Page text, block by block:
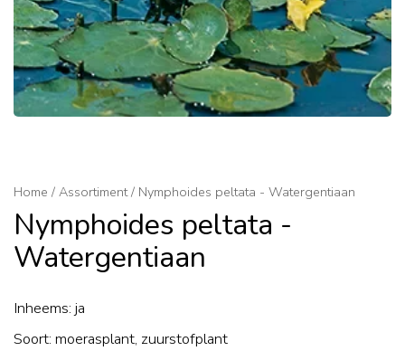
Home / Assortiment / Nymphoides peltata - Watergentiaan
Nymphoides peltata -
Watergentiaan
Inheems: ja
Soort: moerasplant, zuurstofplant